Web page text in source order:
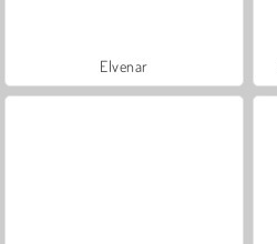
Elvenar